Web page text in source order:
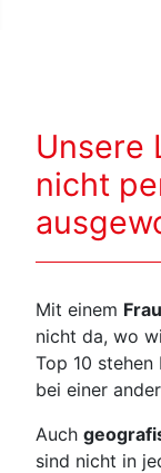
Unsere
nicht
Mit einem
nicht da, wo
Top 10 stehen
bei einer
Auch
sind nicht in